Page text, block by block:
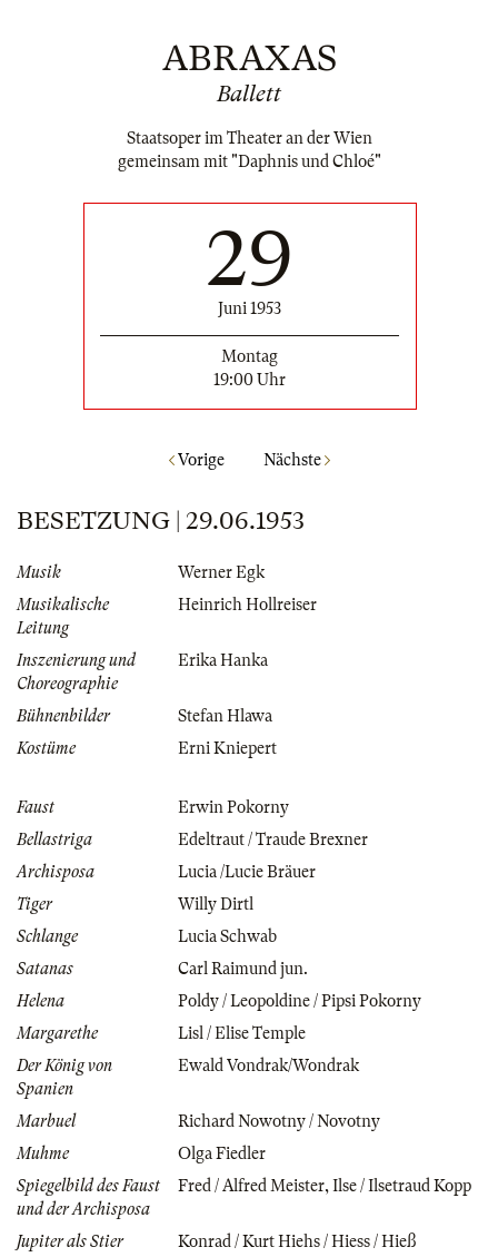
ABRAXAS
Ballett
Staatsoper im Theater an der Wien
gemeinsam mit "Daphnis und Chloé"
29
Juni 1953
Montag
19:00 Uhr
Vorige Nächste
BESETZUNG | 29.06.1953
Musik
Werner Egk
Musikalische
Leitung
Heinrich Hollreiser
Inszenierung und
Choreographie
Erika Hanka
Bühnenbilder
Stefan Hlawa
Kostüme
Erni Kniepert
Faust
Erwin Pokorny
Bellastriga
Edeltraut / Traude Brexner
Archisposa
Lucia /Lucie Bräuer
Tiger
Willy Dirtl
Schlange
Lucia Schwab
Satanas
Carl Raimund jun.
Helena
Poldy / Leopoldine / Pipsi Pokorny
Margarethe
Lisl / Elise Temple
Der König von
Spanien
Ewald Vondrak/Wondrak
Marbuel
Richard Nowotny / Novotny
Muhme
Olga Fiedler
Spiegelbild des Faust
und der Archisposa
Fred / Alfred Meister, Ilse / Ilsetraud Kopp
Jupiter als Stier
Konrad / Kurt Hiehs / Hiess / Hieß